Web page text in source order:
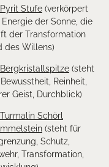
Stufe (verkörpert
der Sonne, die
der Transformation
des Willens)
(steht
Reinheit,
Geist, Durchblick)
Schörl
(steht für
Schutz,
Transformation,